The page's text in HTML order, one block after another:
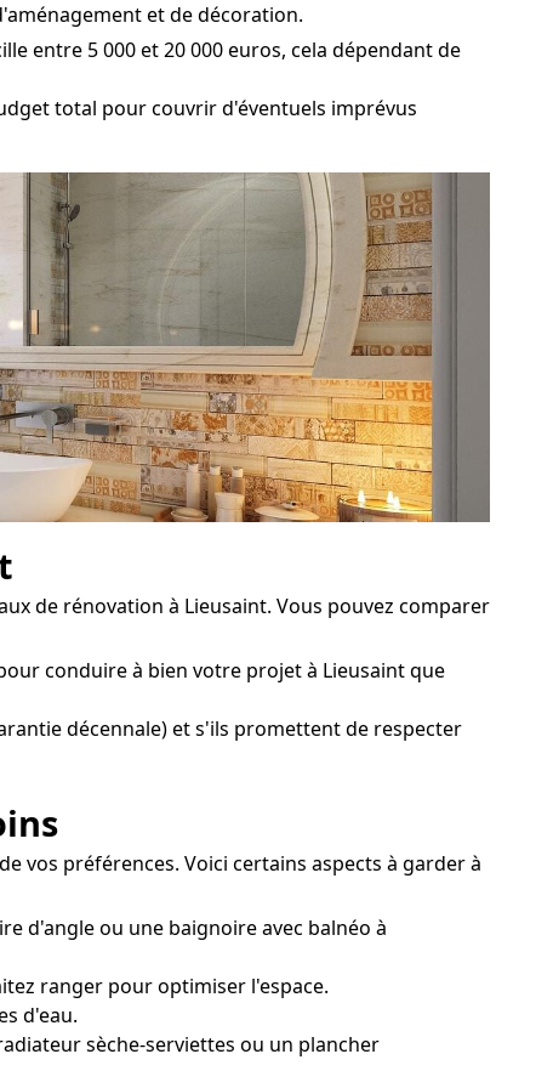
et de décoration.
entre 5 000 et 20 000 euros, cela dépendant de
total pour couvrir d'éventuels imprévus
de rénovation à Lieusaint. Vous pouvez comparer
conduire à bien votre projet à Lieusaint que
décennale) et s'ils promettent de respecter
vos préférences. Voici certains aspects à garder à
d'angle ou une baignoire avec balnéo à
ranger pour optimiser l'espace.
d'eau.
sèche-serviettes ou un plancher